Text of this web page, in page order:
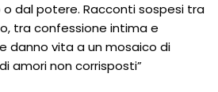
dal potere. Racconti sospesi tra
tra confessione intima e
danno vita a un mosaico di
amori non corrisposti”